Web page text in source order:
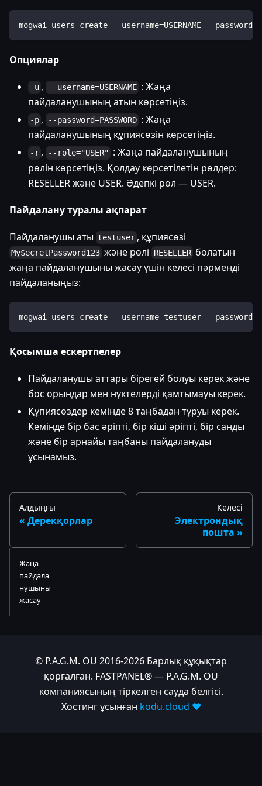
mogwai users create --username=USERNAME --
Опциялар
-u , --username=USERNAME : Жаңа
пайдаланушының атын көрсетіңіз.
-p , --password=PASSWORD : Жаңа
пайдаланушының құпиясөзін көрсетіңіз.
-r , --role="USER" : Жаңа пайдаланушының
рөлін көрсетіңіз. Қолдау көрсетілетін рөлдер:
RESELLER және USER. Әдепкі рөл — USER.
Пайдалану туралы ақпарат
Пайдаланушы аты testuser , құпиясөзі
My$ecretPassword123 және рөлі RESELLER болатын
жаңа пайдаланушыны жасау үшін келесі пәрменді
пайдаланыңыз:
mogwai users create --username=testuser --
Қосымша ескертпелер
Пайдаланушы аттары бірегей болуы керек және
бос орындар мен нүктелерді қамтымауы керек.
Құпиясөздер кемінде 8 таңбадан тұруы керек.
Кемінде бір бас әріпті, бір кіші әріпті, бір санды
және бір арнайы таңбаны пайдалануды
ұсынамыз.
Алдыңғы
Дерекқорлар
Келесі
Электрондық
пошта
Жаңа
пайдала
нушыны
жасау
© P.A.G.M. OU 2016-2026 Барлық құқықтар
қорғалған. FASTPANEL® — P.A.G.M. OU
компаниясының тіркелген сауда белгісі.
Хостинг ұсынған kodu.cloud ❤️